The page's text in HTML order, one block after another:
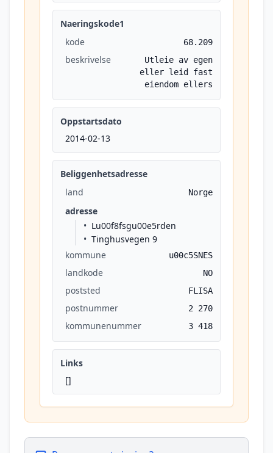
Naeringskode1
kode
68.209
beskrivelse
Utleie av egen
eller leid fast
eiendom ellers
Oppstartsdato
2014-02-13
Beliggenhetsadresse
land
Norge
adresse
Lu00f8fsgu00e5rden
Tinghusvegen 9
kommune
u00c5SNES
landkode NO
poststed FLISA
postnummer 2 270
kommunenummer 3 418
Links
[]